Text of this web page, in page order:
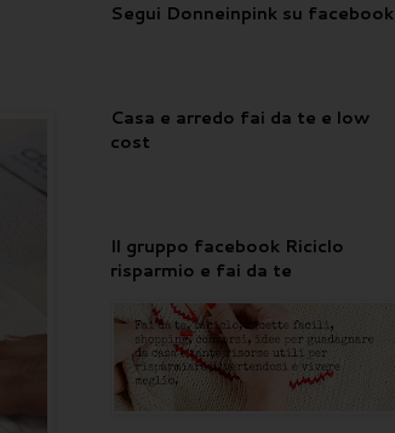
Segui Donneinpink su facebook
Casa e arredo fai da te e low
cost
Il gruppo facebook Riciclo
risparmio e fai da te